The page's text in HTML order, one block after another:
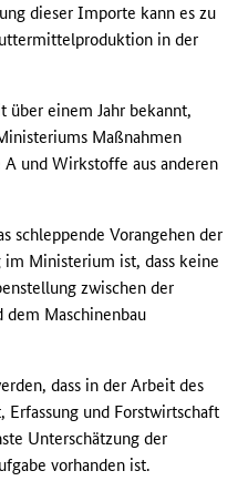
dieser Importe kann es zu
in der
über einem Jahr bekannt,
Maßnahmen
und Wirkstoffe aus anderen
schleppende Vorangehen der
Ministerium ist, dass keine
zwischen der
Maschinenbau
dass in der Arbeit des
und Forstwirtschaft
Unterschätzung der
vorhanden ist.